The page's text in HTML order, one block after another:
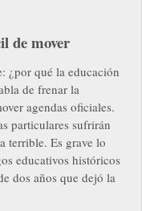
de mover
¿por qué la educación
de frenar la
agendas oficiales.
particulares sufrirán
terrible. Es grave lo
educativos históricos
dos años que dejó la